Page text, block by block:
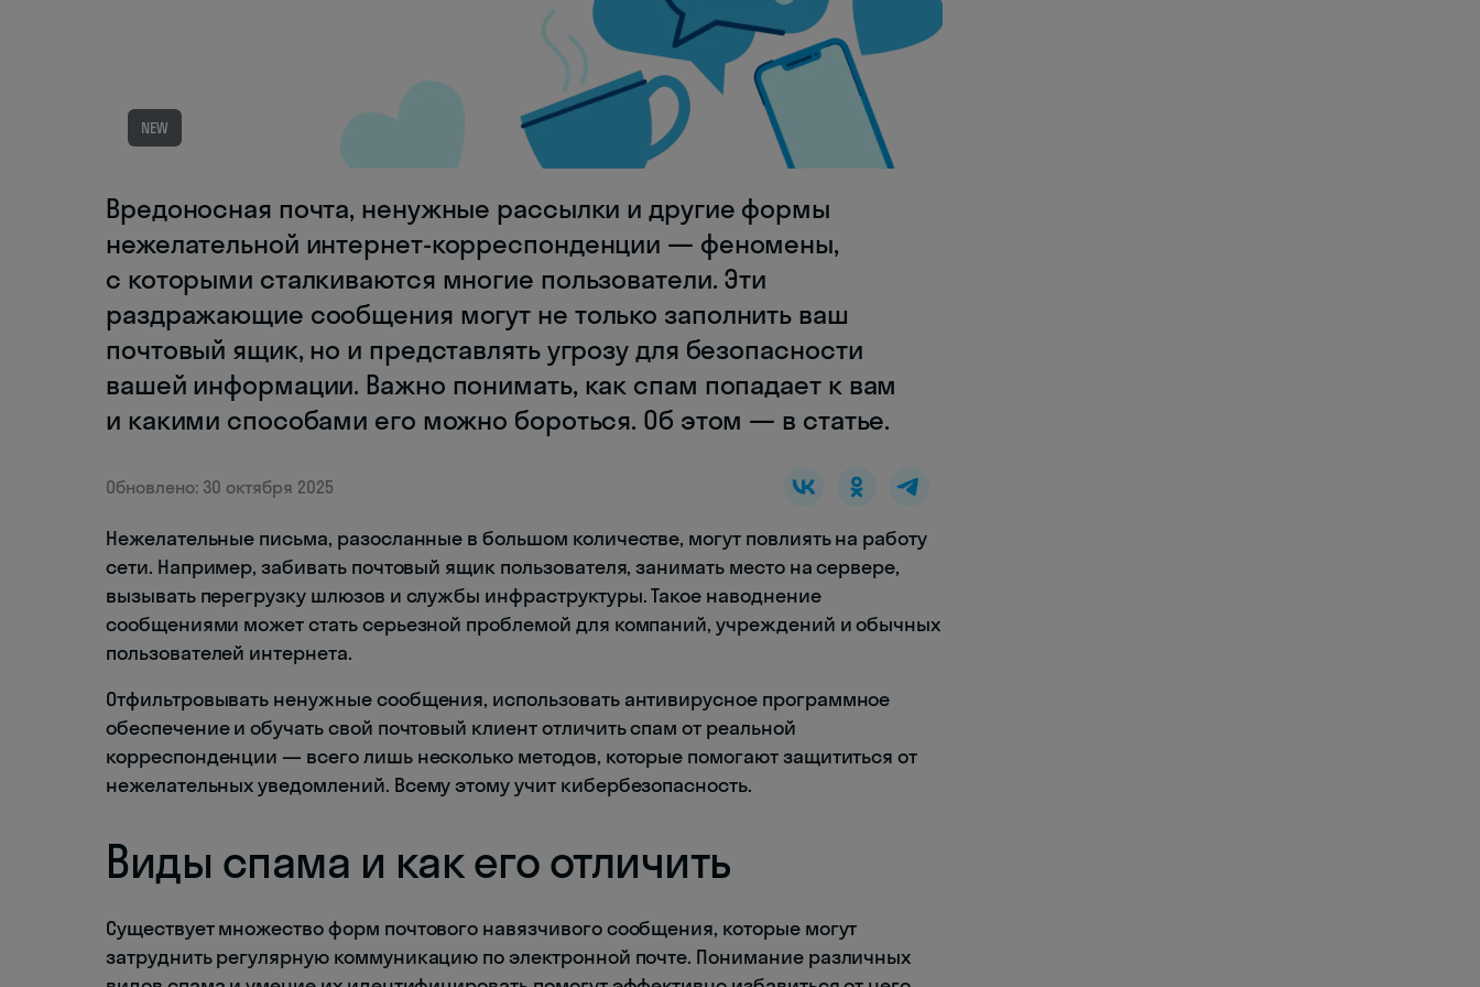
NEW
Вредоносная почта, ненужные рассылки и другие формы
нежелательной интернет-корреспонденции — феномены,
с которыми сталкиваются многие пользователи. Эти
раздражающие сообщения могут не только заполнить ваш
почтовый ящик, но и представлять угрозу для безопасности
вашей информации. Важно понимать, как спам попадает к вам
и какими способами его можно бороться. Об этом — в статье.
Обновлено: 30 октября 2025
Нежелательные письма, разосланные в большом количестве, могут повлиять на работу
сети. Например, забивать почтовый ящик пользователя, занимать место на сервере,
вызывать перегрузку шлюзов и службы инфраструктуры. Такое наводнение
сообщениями может стать серьезной проблемой для компаний, учреждений и обычных
пользователей интернета.
Отфильтровывать ненужные сообщения, использовать антивирусное программное
обеспечение и обучать свой почтовый клиент отличить спам от реальной
корреспонденции — всего лишь несколько методов, которые помогают защититься от
нежелательных уведомлений. Всему этому учит кибербезопасность.
Виды спама и как его отличить
Существует множество форм почтового навязчивого сообщения, которые могут
затруднить регулярную коммуникацию по электронной почте. Понимание различных